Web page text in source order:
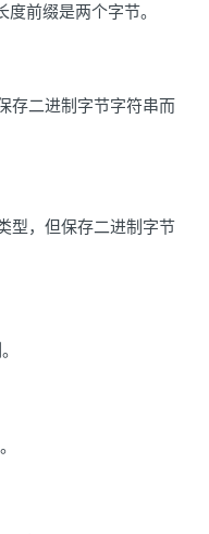
前缀是两个字节。
存二进制字节字符串而
型，但保存二进制字节